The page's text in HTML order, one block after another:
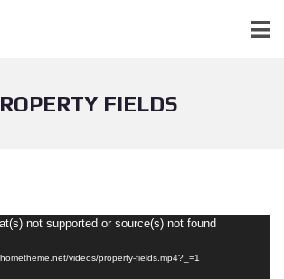
FIELDS
not supported or source(s) not found
videos/property-fields.mp4?_=1